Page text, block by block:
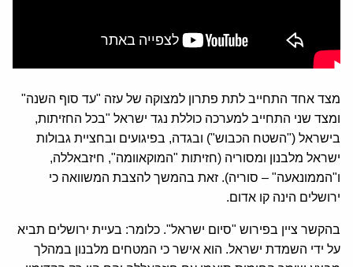
מצד אחד התחייב לתת פתרון למצוקה של עזה "עד סוף השנה"
ומצד שני התחייב למערכה כוללת נגד ישראל "בכל החזיתות,
בישראל ("השטח הכבוש") ובגדה, בפיגועים ובחציית גבולות
ישראל מלבנון ומסוריה (חזיתות "המוקאוומה", חיזבאללה,
ו"הממונאעה" – סוריה). זאת בהמשך להצבת המשוואה כי
ירושלים הינה קו אדום.
בהקשר ציין בפירוש "סיום ישראל". כלומר: בעיית ירושלים תביא
על ידי השמדת ישראל. הוא אישר כי המטחים מלבנון במהלך